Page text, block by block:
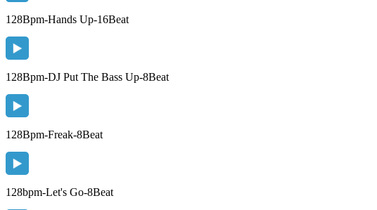
128Bpm-Hands Up-16Beat
128Bpm-DJ Put The Bass Up-8Beat
128Bpm-Freak-8Beat
128bpm-Let's Go-8Beat